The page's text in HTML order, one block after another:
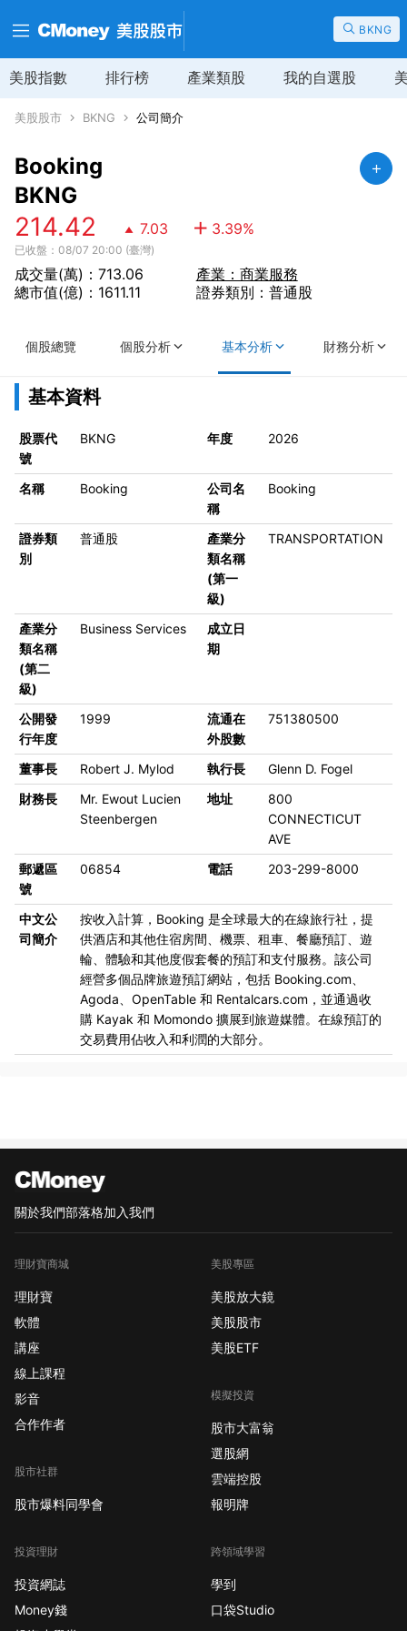
BKNG
美股指數 排行榜 產業類股 我的自選股
美股股市 BKNG 公司簡介
Booking
BKNG
214.42 7.03 3.39%
已收盤：08/07 20:00 (臺灣)
成交量(萬)：713.06
總市值(億)：1611.11
產業：商業服務
證券類別：普通股
個股總覽 個股分析 基本分析 財務分析
基本資料
股票代
號
BKNG 年度 2026
名稱 Booking
公司名
稱
Booking
證券類
別
普通股
產業分
類名稱
(第一
級)
TRANSPORTATION
產業分
類名稱
(第二
級)
Business Services
成立日
期
公開發
行年度
1999
流通在
外股數
751380500
董事長 Robert J. Mylod 執行長
Glenn D. Fogel
財務長
Mr. Ewout Lucien
Steenbergen
地址
800
CONNECTICUT
AVE
郵遞區
號
06854 電話 203-299-8000
中文公
司簡介
按收入計算，Booking 是全球最大的在線旅行社，提
供酒店和其他住宿房間、機票、租車、餐廳預訂、遊
輪、體驗和其他度假套餐的預訂和支付服務。該公司
經營多個品牌旅遊預訂網站，包括 Booking.com、
Agoda、OpenTable 和 Rentalcars.com，並通過收
購 Kayak 和 Momondo 擴展到旅遊媒體。在線預訂的
交易費用佔收入和利潤的大部分。
關於我們部落格加入我們
理財寶商城
理財寶
軟體
講座
線上課程
影音
合作作者
股市社群
股市爆料同學會
投資理財
投資網誌
Money錢
美股專區
美股放大鏡
美股股市
美股ETF
模擬投資
股市大富翁
選股網
雲端控股
報明牌
跨領域學習
學到
口袋Studio